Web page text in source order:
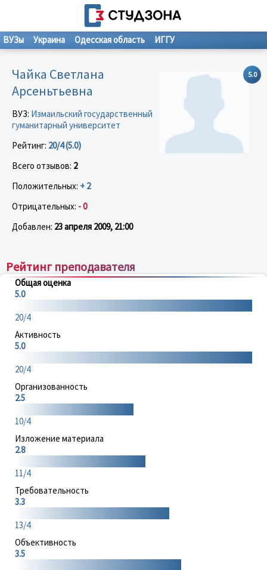
ВУЗы Украина Одесская область ИГГУ
5.0
Чайка Светлана
Арсеньтьевна
ВУЗ: Измаильский государственный
гуманитарный университет
Рейтинг: 20/4 (5.0)
Всего отзывов: 2
Положительных: + 2
Отрицательных: - 0
Добавлен: 23 апреля 2009, 21:00
Рейтинг преподавателя
Общая оценка
5.0
20/4
Активность
5.0
20/4
Организованность
2.5
10/4
Изложение материала
2.8
11/4
Требовательность
3.3
13/4
Объективность
3.5